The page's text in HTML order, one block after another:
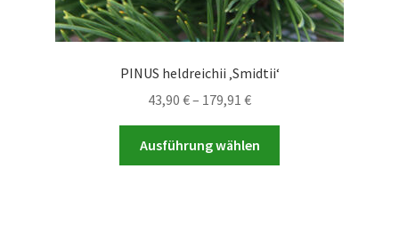
PINUS heldreichii ‚Smidtii‘
43,90 €– 179,91 €Preisspanne:
43,90 €
bis
179,91 €
Ausführung wählen